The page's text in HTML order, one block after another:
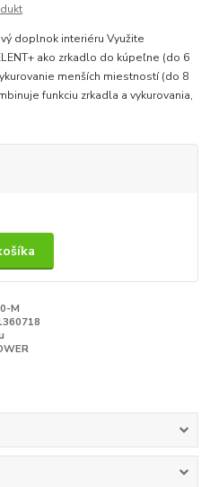
doplnok interiéru Využite
ako zrkadlo do kúpeľne (do 6
menších miestností (do 8
funkciu zrkadla a vykurovania,
M